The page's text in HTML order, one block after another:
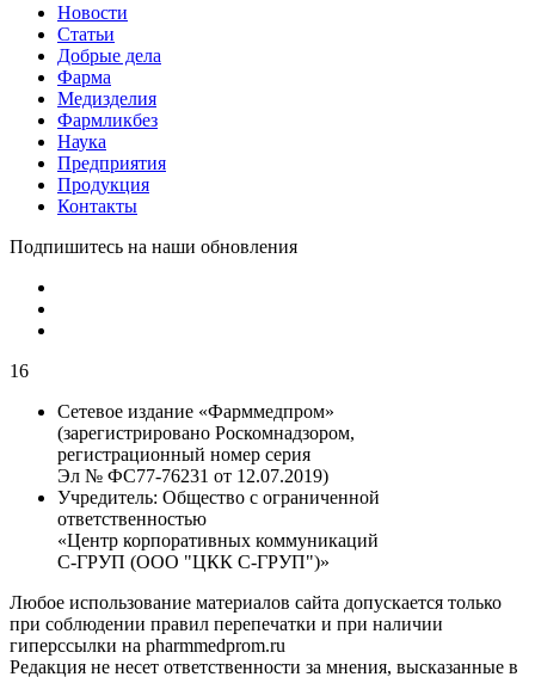
Новости
Статьи
Добрые дела
Фарма
Медизделия
Фармликбез
Наука
Предприятия
Продукция
Контакты
Подпишитесь на наши обновления
16
Сетевое издание «Фарммедпром»
(зарегистрировано Роскомнадзором,
регистрационный номер серия
Эл № ФС77-76231 от 12.07.2019)
Учредитель: Общество с ограниченной
ответственностью
«Центр корпоративных коммуникаций
С-ГРУП (ООО "ЦКК С-ГРУП")»
Любое использование материалов сайта допускается только
при соблюдении правил перепечатки и при наличии
гиперссылки на pharmmedprom.ru
Редакция не несет ответственности за мнения, высказанные в